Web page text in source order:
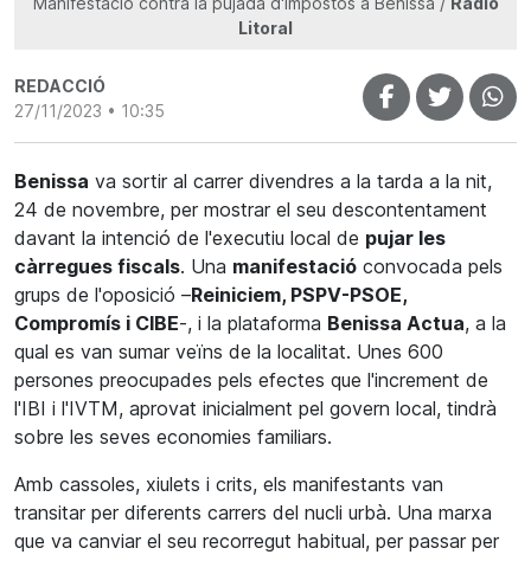
Litoral
REDACCIÓ
27/11/2023 • 10:35
Benissa va sortir al carrer divendres a la tarda a la nit,
24 de novembre, per mostrar el seu descontentament
davant la intenció de l'executiu local de pujar les
càrregues fiscals. Una manifestació convocada pels
grups de l'oposició –Reiniciem, PSPV-PSOE,
Compromís i CIBE-, i la plataforma Benissa Actua, a la
qual es van sumar veïns de la localitat. Unes 600
persones preocupades pels efectes que l'increment de
l'IBI i l'IVTM, aprovat inicialment pel govern local, tindrà
sobre les seves economies familiars.
Amb cassoles, xiulets i crits, els manifestants van
transitar per diferents carrers del nucli urbà. Una marxa
que va canviar el seu recorregut habitual, per passar per